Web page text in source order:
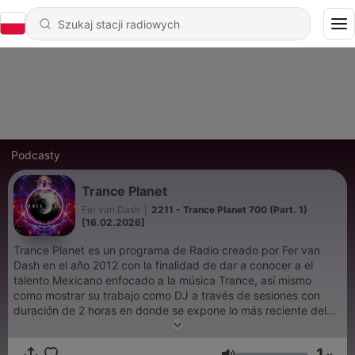
Podcasty
Trance Planet
Fer van Dash
2211 - Trance Planet 700 (Part. 1)
[16.02.2026]
Trance Planet es un programa de Radio creado por Fer van
Dash en el año 2012 con la finalidad de dar a conocer a el
talento Mexicano enfocado a la música Trance, así mismo
como mostrar su trabajo como DJ a través de sesiones con
duración de 2 horas en donde se expone lo más reciente del
genero con las producciones de grandes exponentes